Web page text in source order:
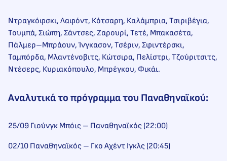
Ντραγκόφσκι, Λαφόντ, Κότσαρη, Καλάμπρια, Τσιριβέγια,
Τουμπά, Σιώπη, Σάντσες, Ζαρουρί, Τετέ, Μπακασέτα,
Πάλμερ–Μπράουν, Ίνγκασον, Τσέριν, Σφιντέρσκι,
Ταμπόρδα, Μλαντένοβιτς, Κώτσιρα, Πελίστρι, Τζούριτσιτς,
Ντέσερς, Κυριακόπουλο, Μπρέγκου, Φικάι.
Αναλυτικά το πρόγραμμα του Παναθηναϊκού:
25/09 Γιούνγκ Μπόις – Παναθηναϊκός (22:00)
02/10 Παναθηναϊκός – Γκο Αχέντ Ιγκλς (20:45)